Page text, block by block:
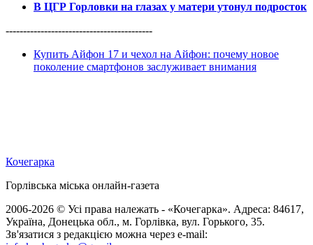
В ЦГР Горловки на глазах у матери утонул подросток
------------------------------------------
Купить Айфон 17 и чехол на Айфон: почему новое
поколение смартфонов заслуживает внимания
Кочегарка
Горлівська міська онлайн-газета
2006-2026 © Усі права належать - «Кочегарка». Адреса: 84617,
Україна, Донецька обл., м. Горлівка, вул. Горького, 35.
Зв'язатися з редакцією можна через e-mail: